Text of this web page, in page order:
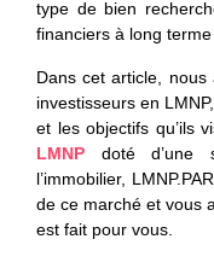
type de bien
financiers à long
Dans cet article,
investisseurs en
et les objectifs qu’ils
LMNP doté d’une
l’immobilier,
de ce marché et vous
est fait pour vous.